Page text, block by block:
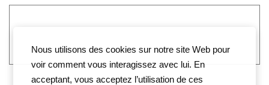
Nous utilisons des cookies sur notre site Web pour
voir comment vous interagissez avec lui. En
acceptant, vous acceptez l’utilisation de ces